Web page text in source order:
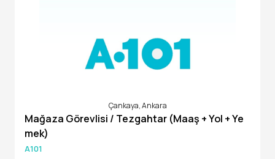
Çankaya, Ankara
Mağaza Görevlisi / Tezgahtar (Maaş + Yol + Ye
mek)
A101